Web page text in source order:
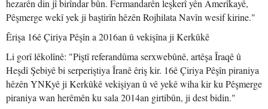
hezarên din jî birîndar bûn. Fermandarên leşkerî yên Amerîkayê,
Pêşmerge wekî yek ji baştirîn hêzên Rojhilata Navîn wesif kirine."
Êrişa 16ê Çiriya Pêşîn a 2016an û vekişîna ji Kerkûkê
Li gorî lêkolînê: "Piştî referandûma serxwebûnê, artêşa Îraqê û
Heşdî Şebiyê bi serperiştiya Îranê êriş kir. 16ê Çiriya Pêşîn piraniya
hêzên YNKyê ji Kerkûkê vekişiyan û vê yekê wiha kir ku Pêşmerge
piraniya wan herêmên ku sala 2014an girtibûn, ji dest bidin."